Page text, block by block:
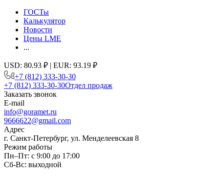
ГОСТы
Калькулятор
Новости
Цены LME
...
USD: 80.93 ₽ | EUR: 93.19 ₽
+7 (812) 333-30-30
+7 (812) 333-30-30Отдел продаж
Заказать звонок
E-mail
info@goramet.ru
9666622@gmail.com
Адрес
г. Санкт-Петербург, ул. Менделеевская 8
Режим работы
Пн–Пт: с 9:00 до 17:00
Сб-Вс: выходной